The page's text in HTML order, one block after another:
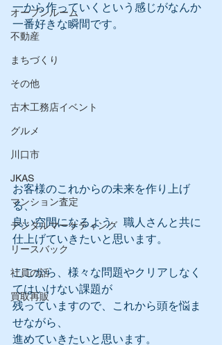
オープンルーム
不動産
まちづくり
その他
古木工務店イベント
グルメ
川口市
JKAS
マンション査定
デジタルマーケティング
リースバック
社員の話
買取再販
一から作っていくという感じがなんか
一番好きな瞬間です。
お客様のこれからの未来を作り上げ
る、
良い空間になるよう、職人さんと共に
仕上げていきたいと思います。
ここから、様々な問題やクリアしなく
てはいけない課題が
残っていますので、これから頭を悩ま
せながら、
進めていきたいと思います。